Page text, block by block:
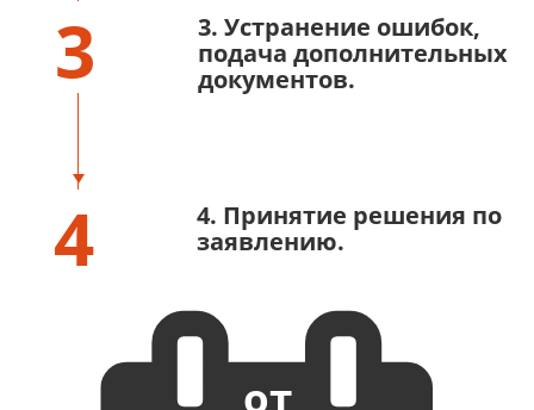
3
3. Устранение ошибок,
подача дополнительных
документов.
4
4. Принятие решения по
заявлению.
от